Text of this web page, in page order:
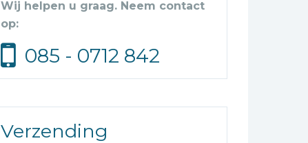
Wij helpen u graag. Neem contact
op:
085 - 0712 842
Verzending